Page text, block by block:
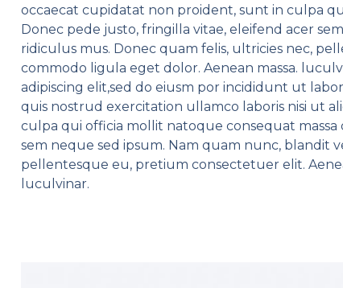
occaecat cupidatat non proident, sunt in culpa
Donec pede justo, fringilla vitae, eleifend acer
ridiculus mus. Donec quam felis, ultricies nec,
commodo ligula eget dolor. Aenean massa.
adipiscing elit,sed do eiusm por incididunt ut
quis nostrud exercitation ullamco laboris nisi ut
culpa qui officia mollit natoque consequat
sem neque sed ipsum. Nam quam nunc, blandit
pellentesque eu, pretium consectetuer elit.
luculvinar.